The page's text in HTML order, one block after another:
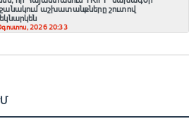
աշխատանքները շուտով
2026 20:33